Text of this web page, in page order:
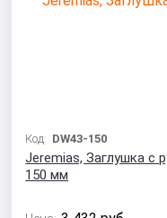
Код: DW43-150
Jeremias, Заглушка с
150 мм